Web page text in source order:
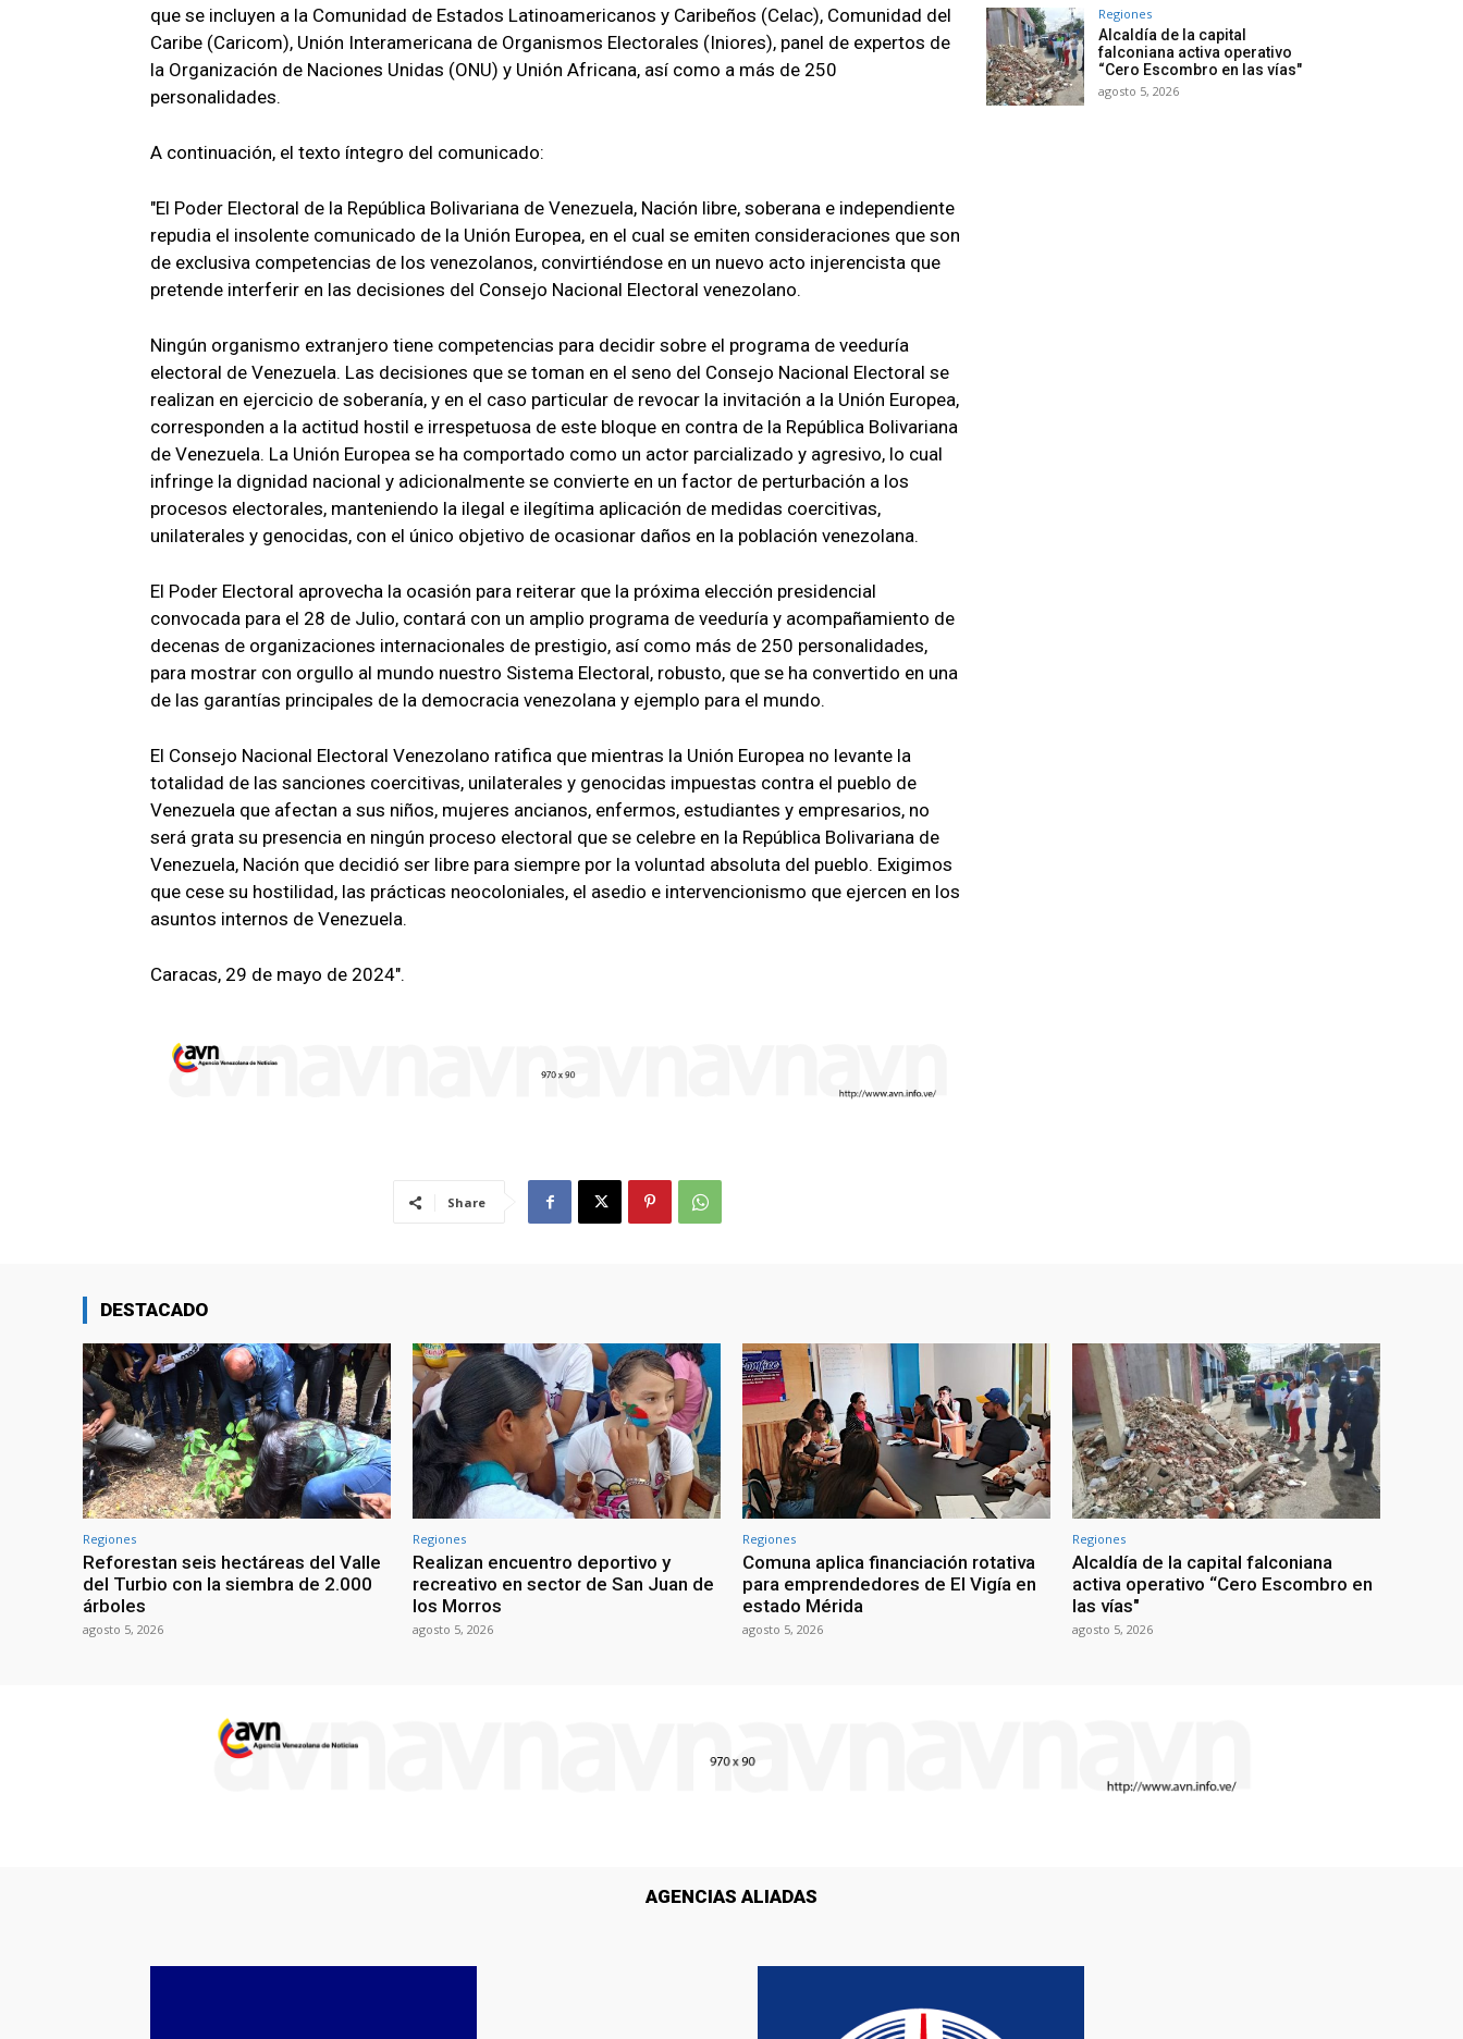
que se incluyen a la Comunidad de Estados Latinoamericanos y Caribeños (Celac), Comunidad del
Caribe (Caricom), Unión Interamericana de Organismos Electorales (Iniores), panel de expertos de
la Organización de Naciones Unidas (ONU) y Unión Africana, así como a más de 250
personalidades.
A continuación, el texto íntegro del comunicado:
"El Poder Electoral de la República Bolivariana de Venezuela, Nación libre, soberana e independiente
repudia el insolente comunicado de la Unión Europea, en el cual se emiten consideraciones que son
de exclusiva competencias de los venezolanos, convirtiéndose en un nuevo acto injerencista que
pretende interferir en las decisiones del Consejo Nacional Electoral venezolano.
Ningún organismo extranjero tiene competencias para decidir sobre el programa de veeduría
electoral de Venezuela. Las decisiones que se toman en el seno del Consejo Nacional Electoral se
realizan en ejercicio de soberanía, y en el caso particular de revocar la invitación a la Unión Europea,
corresponden a la actitud hostil e irrespetuosa de este bloque en contra de la República Bolivariana
de Venezuela. La Unión Europea se ha comportado como un actor parcializado y agresivo, lo cual
infringe la dignidad nacional y adicionalmente se convierte en un factor de perturbación a los
procesos electorales, manteniendo la ilegal e ilegítima aplicación de medidas coercitivas,
unilaterales y genocidas, con el único objetivo de ocasionar daños en la población venezolana.
El Poder Electoral aprovecha la ocasión para reiterar que la próxima elección presidencial
convocada para el 28 de Julio, contará con un amplio programa de veeduría y acompañamiento de
decenas de organizaciones internacionales de prestigio, así como más de 250 personalidades,
para mostrar con orgullo al mundo nuestro Sistema Electoral, robusto, que se ha convertido en una
de las garantías principales de la democracia venezolana y ejemplo para el mundo.
El Consejo Nacional Electoral Venezolano ratifica que mientras la Unión Europea no levante la
totalidad de las sanciones coercitivas, unilaterales y genocidas impuestas contra el pueblo de
Venezuela que afectan a sus niños, mujeres ancianos, enfermos, estudiantes y empresarios, no
será grata su presencia en ningún proceso electoral que se celebre en la República Bolivariana de
Venezuela, Nación que decidió ser libre para siempre por la voluntad absoluta del pueblo. Exigimos
que cese su hostilidad, las prácticas neocoloniales, el asedio e intervencionismo que ejercen en los
asuntos internos de Venezuela.
Caracas, 29 de mayo de 2024".
Share
Regiones
Alcaldía de la capital
falconiana activa operativo
“Cero Escombro en las vías"
agosto 5, 2026
DESTACADO
Regiones
Reforestan seis hectáreas del Valle
del Turbio con la siembra de 2.000
árboles
agosto 5, 2026
Regiones
Realizan encuentro deportivo y
recreativo en sector de San Juan de
los Morros
agosto 5, 2026
Regiones
Comuna aplica financiación rotativa
para emprendedores de El Vigía en
estado Mérida
agosto 5, 2026
Regiones
Alcaldía de la capital falconiana
activa operativo “Cero Escombro en
las vías"
agosto 5, 2026
AGENCIAS ALIADAS